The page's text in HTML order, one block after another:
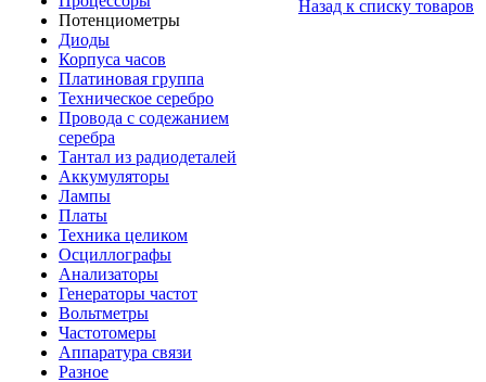
Потенциометры
Диоды
Корпуса часов
Платиновая группа
Техническое серебро
Провода с содежанием
серебра
Тантал из радиодеталей
Аккумуляторы
Лампы
Платы
Техника целиком
Осциллографы
Анализаторы
Генераторы частот
Вольтметры
Частотомеры
Аппаратура связи
Разное
Назад к списку товаров